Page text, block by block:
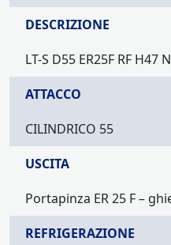
DESCRIZIONE
LT-S D55 ER25F RF H47
ATTACCO
CILINDRICO 55
USCITA
Portapinza ER 25 F –
REFRIGERAZIONE